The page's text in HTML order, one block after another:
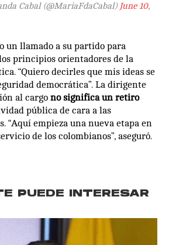
Cabal (@MariaFdaCabal) June 10,
un llamado a su partido para
principios orientadores de la
“Quiero decirles que mis ideas se
democrática”. La dirigente
al cargo no significa un retiro
pública de cara a las
“Aquí empieza una nueva etapa en
de los colombianos”, aseguró.
PUEDE INTERESAR